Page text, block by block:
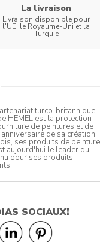
La livraison
Livraison disponible pour
l'UE, le Royaume-Uni et la
Turquie
turco-britannique.
HEMEL est la protection
de peintures et de
de sa création
ses produits de peinture
aujourd'hui le leader du
pour ses produits
SOCIAUX!